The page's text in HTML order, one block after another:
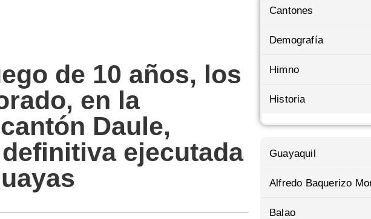
de 10 años, los
en la
Daule,
ejecutada
Cantones
Demografía
Himno
Historia
Guayaquil
Alfredo Baquerizo
Balao